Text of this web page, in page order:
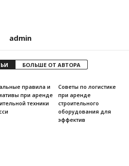
admin
БОЛЬШЕ ОТ АВТОРА
правила и
при аренде
техники
Советы по логистике
при аренде
строительного
оборудования для
эффектив